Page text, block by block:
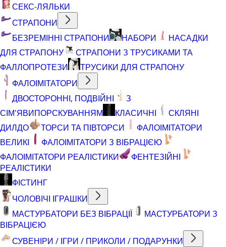
СЕКС-ЛЯЛЬКИ
СТРАПОНИ
БЕЗРЕМІННІ СТРАПОНИ
НАБОРИ
НАСАДКИ
ДЛЯ СТРАПОНУ
СТРАПОНИ З ТРУСИКАМИ ТА
ФАЛЛОПРОТЕЗИ
ТРУСИКИ ДЛЯ СТРАПОНУ
ФАЛОІМІТАТОРИ
ДВОСТОРОННІ, ПОДВІЙНІ
З
СІМ'ЯВИПОРСКУВАННЯМ
КЛАСИЧНІ
СКЛЯНІ
ДИЛДО
ТОРСИ ТА ПІВТОРСИ
ФАЛОІМІТАТОРИ
ВЕЛИКІ
ФАЛОІМІТАТОРИ З ВІБРАЦІЄЮ
ФАЛОІМІТАТОРИ РЕАЛІСТИКИ
ФЕНТЕЗІЙНІ
РЕАЛІСТИКИ
ФІСТИНГ
ЧОЛОВІЧІ ІГРАШКИ
МАСТУРБАТОРИ БЕЗ ВІБРАЦІЇ
МАСТУРБАТОРИ З
ВІБРАЦІЄЮ
СУВЕНІРИ / ІГРИ / ПРИКОЛИ / ПОДАРУНКИ